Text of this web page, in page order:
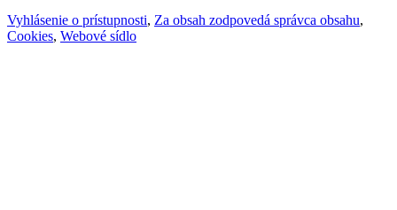
Vyhlásenie o prístupnosti, Za obsah zodpovedá správca obsahu,
Cookies, Webové sídlo